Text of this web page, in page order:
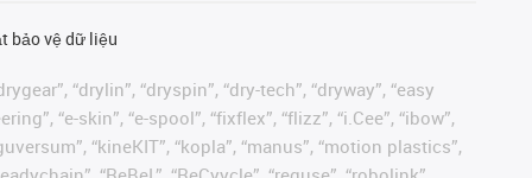
bảo vệ dữ liệu
“drylin”, “dryspin”, “dry-tech”, “dryway”, “easy
“e-skin”, “e-spool”, “fixflex”, “flizz”, “i.Cee”, “ibow”,
“kineKIT”, “kopla”, “manus”, “motion plastics”,